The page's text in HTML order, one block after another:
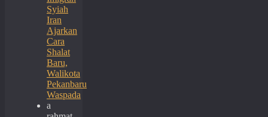
Syiah
Iran
Ajarkan
Cara
Shalat
Baru,
Walikota
Pekanbaru
Waspada
a